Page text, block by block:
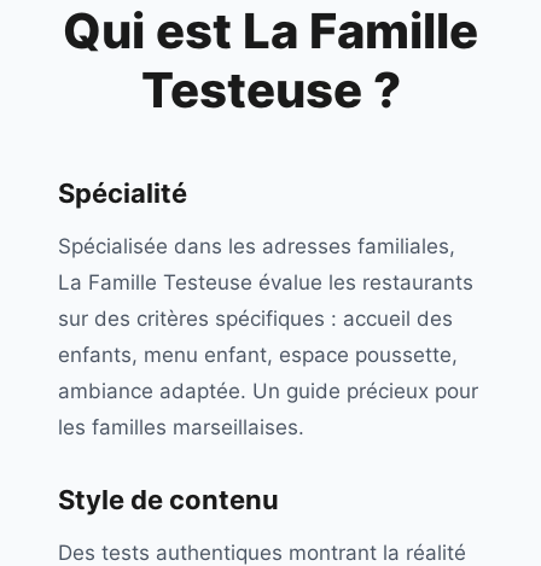
Qui est La Famille
Testeuse ?
Spécialité
Spécialisée dans les adresses familiales,
La Famille Testeuse évalue les restaurants
sur des critères spécifiques : accueil des
enfants, menu enfant, espace poussette,
ambiance adaptée. Un guide précieux pour
les familles marseillaises.
Style de contenu
Des tests authentiques montrant la réalité